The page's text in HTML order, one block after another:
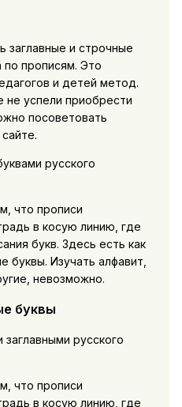
заглавные и строчные
по прописям. Это
и детей метод.
успели приобрести
посоветовать
русского
что прописи
в косую линию, где
букв. Здесь есть как
буквы. Изучать алфавит,
невозможно.
буквы
русского
что прописи
в косую линию, где